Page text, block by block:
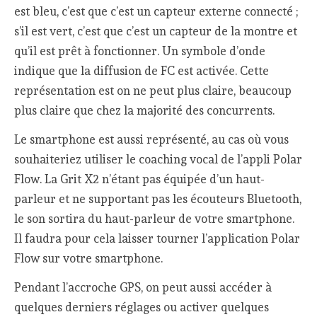
est bleu, c’est que c’est un capteur externe connecté ;
s’il est vert, c’est que c’est un capteur de la montre et
qu’il est prêt à fonctionner. Un symbole d’onde
indique que la diffusion de FC est activée. Cette
représentation est on ne peut plus claire, beaucoup
plus claire que chez la majorité des concurrents.
Le smartphone est aussi représenté, au cas où vous
souhaiteriez utiliser le coaching vocal de l’appli Polar
Flow. La Grit X2 n’étant pas équipée d’un haut-
parleur et ne supportant pas les écouteurs Bluetooth,
le son sortira du haut-parleur de votre smartphone.
Il faudra pour cela laisser tourner l’application Polar
Flow sur votre smartphone.
Pendant l’accroche GPS, on peut aussi accéder à
quelques derniers réglages ou activer quelques